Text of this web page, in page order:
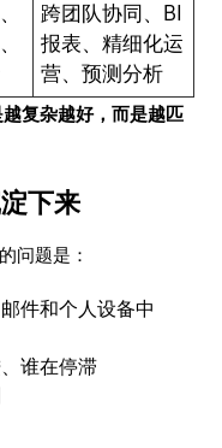
跨团队协同、BI
报表、精细化运
营、预测分析
复杂越好，而是越匹
下来
问题是：
件和个人设备中
谁在停滞